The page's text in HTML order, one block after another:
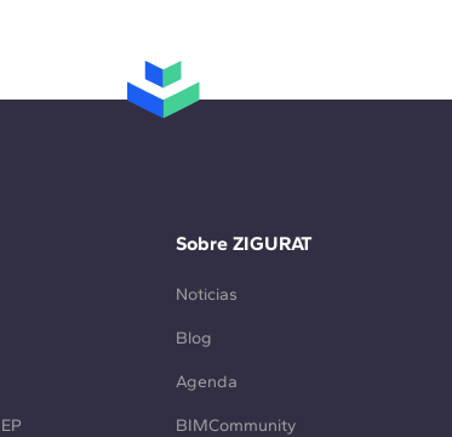
Sobre ZIGURAT
Noticias
Blog
Agenda
BIMCommunity